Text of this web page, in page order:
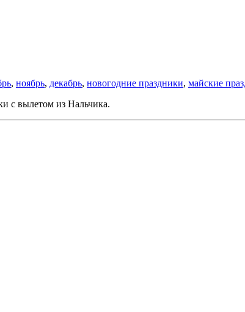
, ноябрь, декабрь, новогодние праздники, майские
с вылетом из Нальчика.